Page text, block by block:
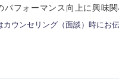
パフォーマンス向上に興味
ウンセリング（面談）時にお伝
ィア
イメント
東京都